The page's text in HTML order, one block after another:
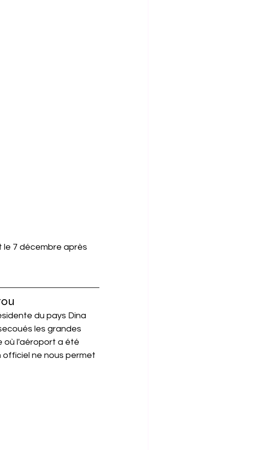
le 7 décembre après
du pays Dina
les grandes
où l'aéroport a été
officiel ne nous permet